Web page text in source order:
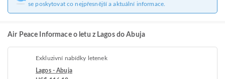
se poskytovat co nejpřesnější a aktuální informace.
Air Peace Informace o letu z Lagos do Abuja
Exkluzivní nabídky letenek
Lagos - Abuja